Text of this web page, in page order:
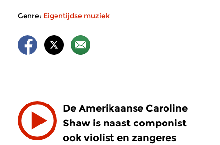
Genre: Eigentijdse muziek
De Amerikaanse Caroline
Shaw is naast componist
ook violist en zangeres